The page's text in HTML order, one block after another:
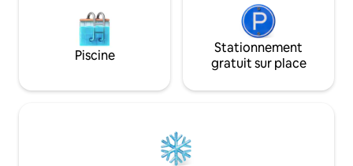
Piscine
Stationnement
gratuit sur place